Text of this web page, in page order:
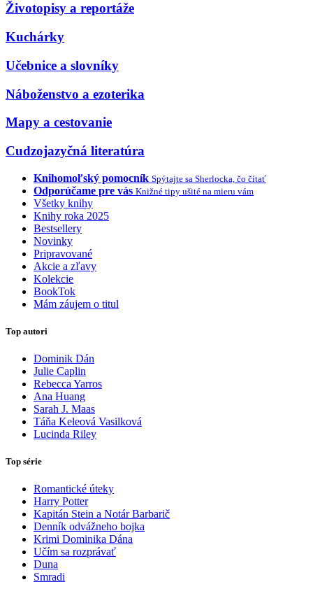
Životopisy a reportáže
Kuchárky
Učebnice a slovníky
Náboženstvo a ezoterika
Mapy a cestovanie
Cudzojazyčná literatúra
Knihomoľský pomocník Spýtajte sa Sherlocka, čo čítať
Odporúčame pre vás Knižné tipy ušité na mieru vám
Všetky knihy
Knihy roka 2025
Bestsellery
Novinky
Pripravované
Akcie a zľavy
Kolekcie
BookTok
Mám záujem o titul
Top autori
Dominik Dán
Julie Caplin
Rebecca Yarros
Ana Huang
Sarah J. Maas
Táňa Keleová Vasilková
Lucinda Riley
Top série
Romantické úteky
Harry Potter
Kapitán Stein a Notár Barbarič
Denník odvážneho bojka
Krimi Dominika Dána
Učím sa rozprávať
Duna
Smradi